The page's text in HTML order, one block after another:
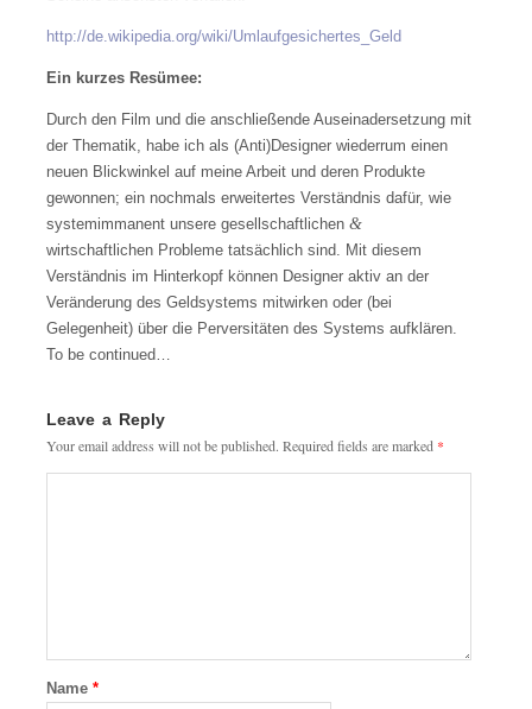
http://de.wikipedia.org/wiki/Umlaufgesichertes_Geld
Ein kurzes Resümee:
Durch den Film und die anschließende Auseinadersetzung mit
der Thematik, habe ich als (Anti)Designer wiederrum einen
neuen Blickwinkel auf meine Arbeit und deren Produkte
gewonnen; ein nochmals erweitertes Verständnis dafür, wie
systemimmanent unsere gesellschaftlichen &
wirtschaftlichen Probleme tatsächlich sind. Mit diesem
Verständnis im Hinterkopf können Designer aktiv an der
Veränderung des Geldsystems mitwirken oder (bei
Gelegenheit) über die Perversitäten des Systems aufklären.
To be continued…
Leave a Reply
Your email address will not be published. Required fields are marked *
Name *